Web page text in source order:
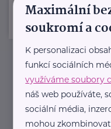
Pravidelný přísun
Maximální
soukromí a
K personalizaci
funkcí sociálních
využíváme soubory
náš web používáte,
sociální média,
mohou